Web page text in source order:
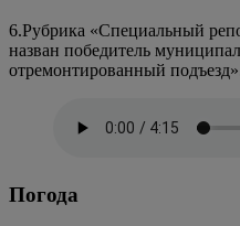
6.Рубрика «Специальный
назван победитель
отремонтированный
Погода